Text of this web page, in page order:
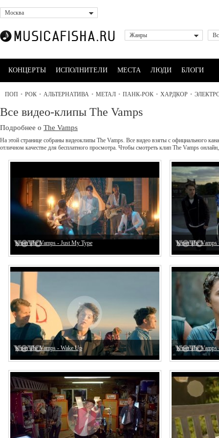
Москва
Жанры
КОНЦЕРТЫ ИСПОЛНИТЕЛИ МЕСТА ЛЮДИ БЛОГИ
ПОП • РОК • АЛЬТЕРНАТИВА • МЕТАЛ • ПАНК-РОК • ХАРДКОР •
Все видео-клипы The Vamps
Подробнее о The Vamps
На этой странице собраны видеоклипы The Vamps. Все видео взяты с официального
отличном качестве для бесплатного просмотра. Чтобы смотреть клип The Vamps
Клип The Vamps - Just My Type Клип The
Клип The Vamps - Wake Up Клип The